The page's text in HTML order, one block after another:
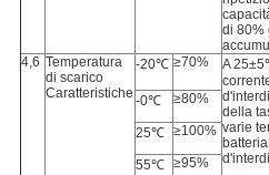
di 80%
4,6 Temperatura
di scarico
Caratteristiche
-20℃ ≥70%
A
della
varie
-0℃ ≥80%
25℃ ≥100%
55℃ ≥95%